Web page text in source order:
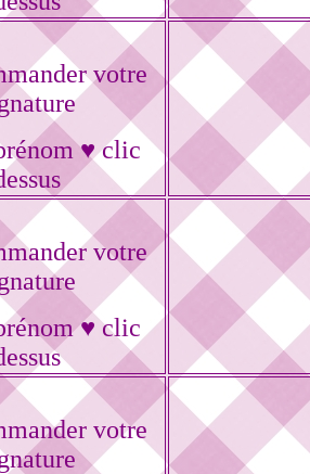
votre
♥ clic
votre
♥ clic
votre